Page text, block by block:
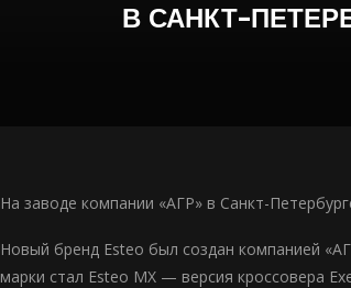
В САНКТ-
На заводе компании «АГР» в Санкт-
Новый бренд Esteo был создан компанией
марки стал Esteo MX — версия кроссовера